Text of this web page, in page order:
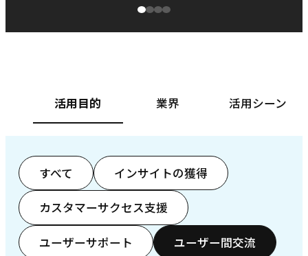
活用目的 業界 活用シーン
すべて インサイトの獲得
カスタマーサクセス支援
ユーザーサポート ユーザー間交流